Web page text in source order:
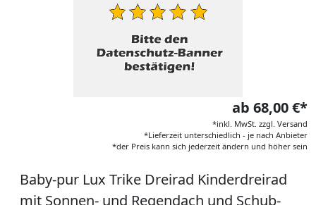
ab 68,00 €*
*inkl. MwSt. zzgl. Versand
*Lieferzeit unterschiedlich - je nach Anbieter
*der Preis kann sich jederzeit ändern und höher sein
Baby-pur Lux Trike Dreirad Kinderdreirad
mit Sonnen- und Regendach und Schub-